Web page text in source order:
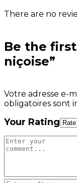
There are no
Be the
niçoise”
Votre adresse e-
obligatoires sont
Your Rating